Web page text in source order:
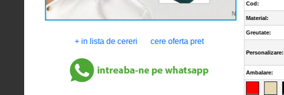
+ in lista de cereri cere oferta pret
Cod:
Material:
Greutate:
Personalizare:
Ambalare: